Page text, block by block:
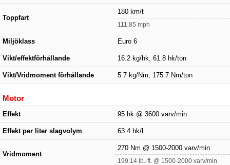
Toppfart
180 km/t
111.85 mph
Miljöklass Euro 6
Vikt/effektförhållande 16.2 kg/hk, 61.8 hk/ton
Vikt/Vridmoment förhållande 5.7 kg/Nm, 175.7 Nm/ton
Motor
Effekt 95 hk @ 3600 varv/min
Effekt per liter slagvolym 63.4 hk/l
Vridmoment
270 Nm @ 1500-2000 varv/min
199.14 lb.-ft. @ 1500-2000 varv/min